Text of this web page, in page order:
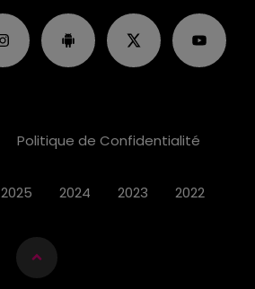
Politique de Confidentialité
2025 2024 2023 2022